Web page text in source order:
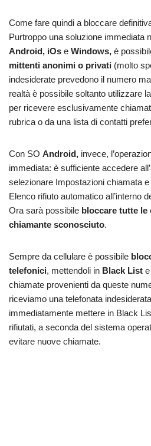
Come fare quindi a bloccare
Purtroppo una soluzione immediata
Android, iOs e Windows, è
mittenti anonimi o privati (molto
indesiderate prevedono il numero
realtà è possibile soltanto utilizzare
per ricevere esclusivamente
rubrica o da una lista di contatti
Con SO Android, invece,
immediata: è sufficiente accedere
selezionare Impostazioni chiamata
Elenco rifiuto automatico all’interno
Ora sarà possibile bloccare tutte le
chiamante sconosciuto.
Sempre da cellulare è possibile
telefonici, mettendoli in Black List
chiamate provenienti da queste
riceviamo una telefonata
immediatamente mettere in Black
rifiutati, a seconda del sistema
evitare nuove chiamate.